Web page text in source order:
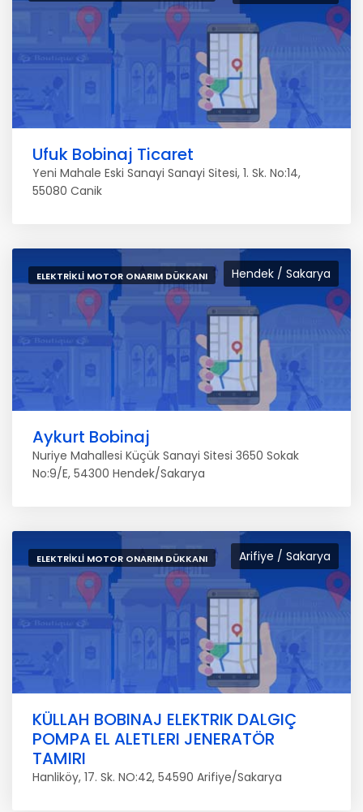
Ufuk Bobinaj Ticaret
Yeni Mahale Eski Sanayi Sanayi Sitesi, 1. Sk. No:14,
55080 Canik
Hendek / Sakarya
ELEKTRIKLI MOTOR ONARIM DÜKKANI
Aykurt Bobinaj
Nuriye Mahallesi Küçük Sanayi Sitesi 3650 Sokak
No:9/E, 54300 Hendek/Sakarya
Arifiye / Sakarya
ELEKTRIKLI MOTOR ONARIM DÜKKANI
KÜLLAH BOBINAJ ELEKTRIK DALGIÇ
POMPA EL ALETLERI JENERATÖR
TAMIRI
Hanliköy, 17. Sk. NO:42, 54590 Arifiye/Sakarya